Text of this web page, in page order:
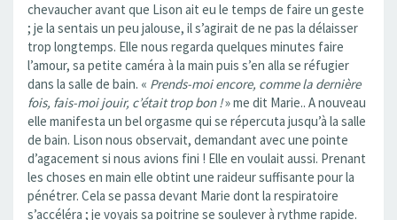
chevaucher avant que Lison ait eu le temps de faire un geste
; je la sentais un peu jalouse, il s’agirait de ne pas la délaisser
trop longtemps. Elle nous regarda quelques minutes faire
l’amour, sa petite caméra à la main puis s’en alla se réfugier
dans la salle de bain. « Prends-moi encore, comme la dernière
fois, fais-moi jouir, c’était trop bon !» me dit Marie.. A nouveau
elle manifesta un bel orgasme qui se répercuta jusqu’à la salle
de bain. Lison nous observait, demandant avec une pointe
d’agacement si nous avions fini ! Elle en voulait aussi. Prenant
les choses en main elle obtint une raideur suffisante pour la
pénétrer. Cela se passa devant Marie dont la respiratoire
s’accéléra ; je voyais sa poitrine se soulever à rythme rapide.